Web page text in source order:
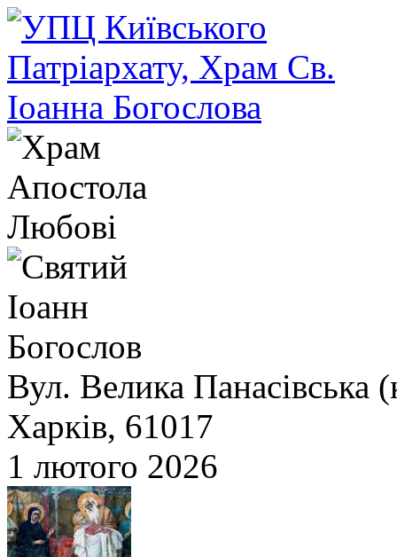
Вул. Велика Панасівська
Харків, 61017
1 лютого 2026